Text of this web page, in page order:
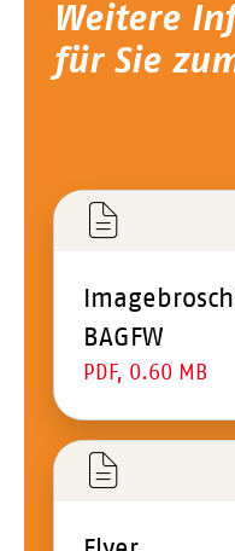
Weitere
für Sie
BAGFW
PDF, 0.60 MB